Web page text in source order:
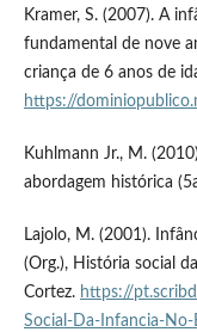
Kramer, S. (2007). A
fundamental de nove
criança de 6 anos de
https://
Kuhlmann Jr., M.
abordagem histórica
Lajolo, M. (2001).
(Org.), História social
Cortez. https://
Social-Da-Infancia-No-